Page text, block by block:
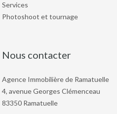
Services
Photoshoot et tournage
Nous contacter
Agence Immobilière de Ramatuelle
4, avenue Georges Clémenceau
83350 Ramatuelle